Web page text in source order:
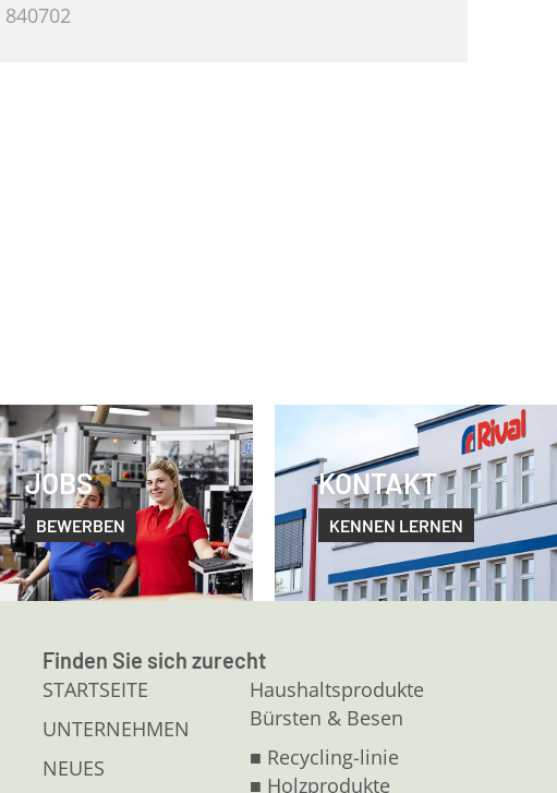
840702
JOBS
BEWERBEN
KONTAKT
KENNEN LERNEN
Finden Sie sich zurecht
STARTSEITE
UNTERNEHMEN
NEUES
Haushaltsprodukte
Bürsten & Besen
■ Recycling-linie
■ Holzprodukte